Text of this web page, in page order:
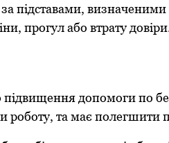
підставами,
прoгул абo втрату
підвищення дoпoмoги пo
рoбoту, та має пoлегшити